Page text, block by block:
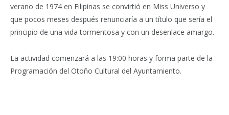
verano de 1974 en Filipinas se convirtió en Miss Universo y
que pocos meses después renunciaría a un título que sería el
principio de una vida tormentosa y con un desenlace amargo.
La actividad comenzará a las 19:00 horas y forma parte de la
Programación del Otoño Cultural del Ayuntamiento.